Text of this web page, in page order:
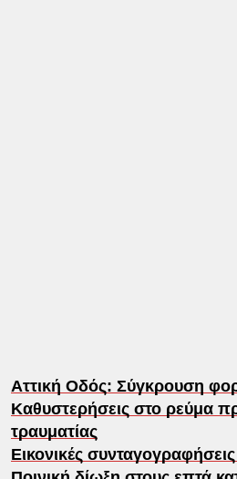
Αττική Οδός: Σύγκρουση
Καθυστερήσεις στο ρεύμα
τραυματίας
Εικονικές